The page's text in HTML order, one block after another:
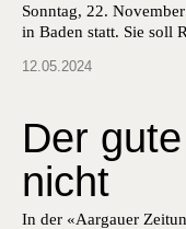
Son­ntag, 22.
in Baden statt. Sie soll
12.05.2024
Der
nicht
In der «Aar­gauer